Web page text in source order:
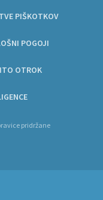
PIŠKOTKOV
POGOJI
OTROK
pridržane